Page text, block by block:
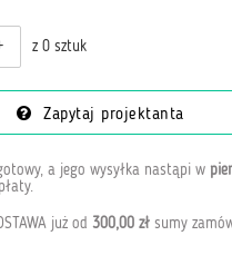
z 0 sztuk
Zapytaj projektanta
a jego wysyłka nastąpi w
.
już od300,00 zł sumy